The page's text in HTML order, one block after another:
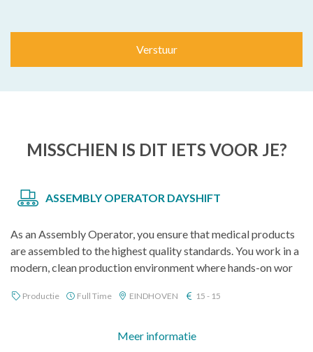
Verstuur
MISSCHIEN IS DIT IETS VOOR JE?
ASSEMBLY OPERATOR DAYSHIFT
As an Assembly Operator, you ensure that medical products
are assembled to the highest quality standards. You work in a
modern, clean production environment where hands-on wor
Productie Full Time EINDHOVEN 15 - 15
Meer informatie